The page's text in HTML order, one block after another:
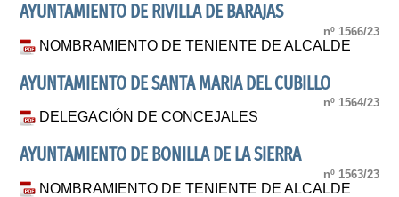
AYUNTAMIENTO DE RIVILLA DE BARAJAS
nº 1566/23
NOMBRAMIENTO DE TENIENTE DE ALCALDE
AYUNTAMIENTO DE SANTA MARIA DEL CUBILLO
nº 1564/23
DELEGACIÓN DE CONCEJALES
AYUNTAMIENTO DE BONILLA DE LA SIERRA
nº 1563/23
NOMBRAMIENTO DE TENIENTE DE ALCALDE